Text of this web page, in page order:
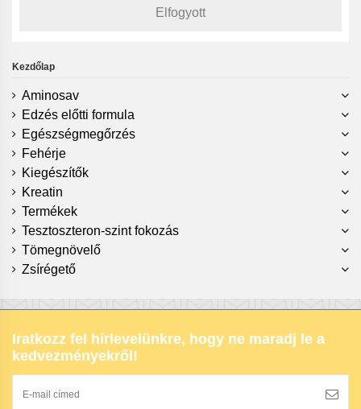
Elfogyott
Kezdőlap
Aminosav
Edzés előtti formula
Egészségmegőrzés
Fehérje
Kiegészítők
Kreatin
Termékek
Tesztoszteron-szint fokozás
Tömegnövelő
Zsírégető
Iratkozz fel hírlevelünkre, hogy ne maradj le a
kedvezményekről!